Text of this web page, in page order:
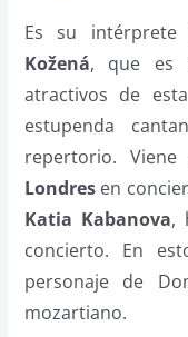
Es su
Kožená, que es
atractivos de
estupenda
repertorio.
Londresen
Katia Kabanova,
concierto. En
personaje de
mozartiano.